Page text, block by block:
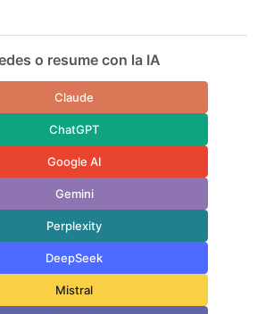
o resume con la IA
Claude
ChatGPT
Google AI
Gemini
Perplexity
DeepSeek
Mistral